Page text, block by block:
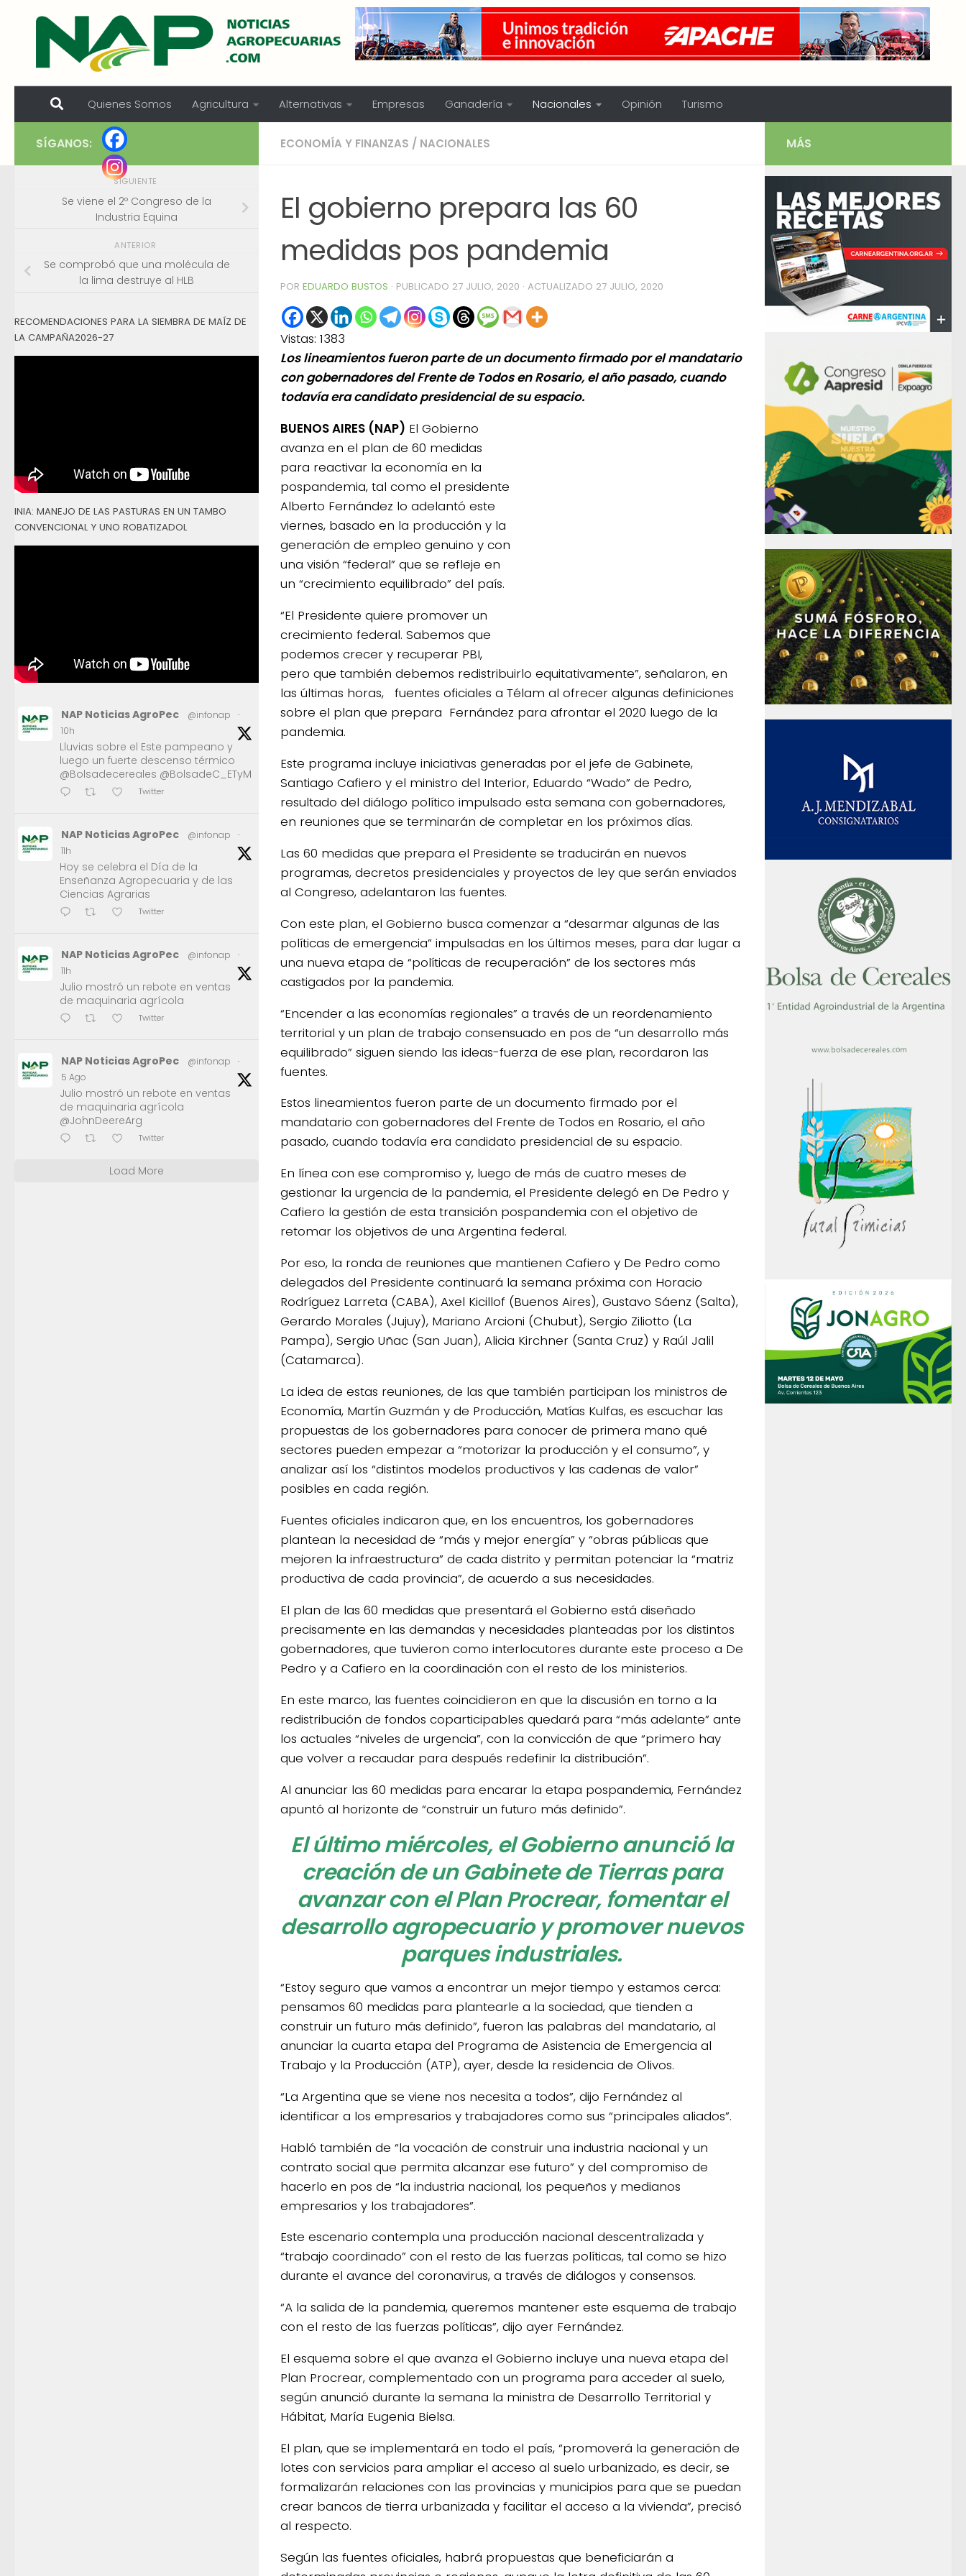
Skip to content
Quienes Somos Agricultura Alternativas Empresas Ganadería Nacionales Opinión Turismo
ECONOMÍA Y FINANZAS / NACIONALES
El gobierno prepara las 60
medidas pos pandemia
POR EDUARDO BUSTOS · PUBLICADO 27 JULIO, 2020 · ACTUALIZADO 27 JULIO, 2020
Vistas: 1383
Los lineamientos fueron parte de un documento firmado por el mandatario
con gobernadores del Frente de Todos en Rosario, el año pasado, cuando
todavía era candidato presidencial de su espacio.
BUENOS AIRES (NAP) El Gobierno
avanza en el plan de 60 medidas
para reactivar la economía en la
pospandemia, tal como el presidente
Alberto Fernández lo adelantó este
viernes, basado en la producción y la
generación de empleo genuino y con
una visión “federal” que se refleje en
un “crecimiento equilibrado” del país.
“El Presidente quiere promover un
crecimiento federal. Sabemos que
podemos crecer y recuperar PBI,
pero que también debemos redistribuirlo equitativamente”, señalaron, en
las últimas horas, fuentes oficiales a Télam al ofrecer algunas definiciones
sobre el plan que prepara Fernández para afrontar el 2020 luego de la
pandemia.
Este programa incluye iniciativas generadas por el jefe de Gabinete,
Santiago Cafiero y el ministro del Interior, Eduardo “Wado” de Pedro,
resultado del diálogo político impulsado esta semana con gobernadores,
en reuniones que se terminarán de completar en los próximos días.
Las 60 medidas que prepara el Presidente se traducirán en nuevos
programas, decretos presidenciales y proyectos de ley que serán enviados
al Congreso, adelantaron las fuentes.
Con este plan, el Gobierno busca comenzar a “desarmar algunas de las
políticas de emergencia” impulsadas en los últimos meses, para dar lugar a
una nueva etapa de “políticas de recuperación” de los sectores más
castigados por la pandemia.
“Encender a las economías regionales” a través de un reordenamiento
territorial y un plan de trabajo consensuado en pos de “un desarrollo más
equilibrado” siguen siendo las ideas-fuerza de ese plan, recordaron las
fuentes.
Estos lineamientos fueron parte de un documento firmado por el
mandatario con gobernadores del Frente de Todos en Rosario, el año
pasado, cuando todavía era candidato presidencial de su espacio.
En línea con ese compromiso y, luego de más de cuatro meses de
gestionar la urgencia de la pandemia, el Presidente delegó en De Pedro y
Cafiero la gestión de esta transición pospandemia con el objetivo de
retomar los objetivos de una Argentina federal.
Por eso, la ronda de reuniones que mantienen Cafiero y De Pedro como
delegados del Presidente continuará la semana próxima con Horacio
Rodríguez Larreta (CABA), Axel Kicillof (Buenos Aires), Gustavo Sáenz (Salta),
Gerardo Morales (Jujuy), Mariano Arcioni (Chubut), Sergio Ziliotto (La
Pampa), Sergio Uñac (San Juan), Alicia Kirchner (Santa Cruz) y Raúl Jalil
(Catamarca).
La idea de estas reuniones, de las que también participan los ministros de
Economía, Martín Guzmán y de Producción, Matías Kulfas, es escuchar las
propuestas de los gobernadores para conocer de primera mano qué
sectores pueden empezar a “motorizar la producción y el consumo”, y
analizar así los “distintos modelos productivos y las cadenas de valor”
posibles en cada región.
Fuentes oficiales indicaron que, en los encuentros, los gobernadores
plantean la necesidad de “más y mejor energía” y “obras públicas que
mejoren la infraestructura” de cada distrito y permitan potenciar la “matriz
productiva de cada provincia”, de acuerdo a sus necesidades.
El plan de las 60 medidas que presentará el Gobierno está diseñado
precisamente en las demandas y necesidades planteadas por los distintos
gobernadores, que tuvieron como interlocutores durante este proceso a De
Pedro y a Cafiero en la coordinación con el resto de los ministerios.
En este marco, las fuentes coincidieron en que la discusión en torno a la
redistribución de fondos coparticipables quedará para “más adelante” ante
los actuales “niveles de urgencia”, con la convicción de que “primero hay
que volver a recaudar para después redefinir la distribución”.
Al anunciar las 60 medidas para encarar la etapa pospandemia, Fernández
apuntó al horizonte de “construir un futuro más definido”.
El último miércoles, el Gobierno anunció la
creación de un Gabinete de Tierras para
avanzar con el Plan Procrear, fomentar el
desarrollo agropecuario y promover nuevos
parques industriales.
“Estoy seguro que vamos a encontrar un mejor tiempo y estamos cerca:
pensamos 60 medidas para plantearle a la sociedad, que tienden a
construir un futuro más definido”, fueron las palabras del mandatario, al
anunciar la cuarta etapa del Programa de Asistencia de Emergencia al
Trabajo y la Producción (ATP), ayer, desde la residencia de Olivos.
“La Argentina que se viene nos necesita a todos”, dijo Fernández al
identificar a los empresarios y trabajadores como sus “principales aliados”.
Habló también de “la vocación de construir una industria nacional y un
contrato social que permita alcanzar ese futuro” y del compromiso de
hacerlo en pos de “la industria nacional, los pequeños y medianos
empresarios y los trabajadores”.
Este escenario contempla una producción nacional descentralizada y
“trabajo coordinado” con el resto de las fuerzas políticas, tal como se hizo
durante el avance del coronavirus, a través de diálogos y consensos.
“A la salida de la pandemia, queremos mantener este esquema de trabajo
con el resto de las fuerzas políticas”, dijo ayer Fernández.
El esquema sobre el que avanza el Gobierno incluye una nueva etapa del
Plan Procrear, complementado con un programa para acceder al suelo,
según anunció durante la semana la ministra de Desarrollo Territorial y
Hábitat, María Eugenia Bielsa.
El plan, que se implementará en todo el país, “promoverá la generación de
lotes con servicios para ampliar el acceso al suelo urbanizado, es decir, se
formalizarán relaciones con las provincias y municipios para que se puedan
crear bancos de tierra urbanizada y facilitar el acceso a la vivienda”, precisó
al respecto.
Según las fuentes oficiales, habrá propuestas que beneficiarán a
SÍGANOS:
SIGUIENTE
Se viene el 2º Congreso de la
Industria Equina
ANTERIOR
Se comprobó que una molécula de
la lima destruye al HLB
RECOMENDACIONES PARA LA SIEMBRA DE MAÍZ DE
LA CAMPAÑA2026-27
INIA: MANEJO DE LAS PASTURAS EN UN TAMBO
CONVENCIONAL Y UNO ROBATIZADOL
NAP Noticias AgroPec @infonap
·
10h
Lluvias sobre el Este pampeano y
luego un fuerte descenso térmico
@Bolsadecereales @BolsadeC_ETyM
Twitter
NAP Noticias AgroPec @infonap
·
11h
Hoy se celebra el Día de la
Enseñanza Agropecuaria y de las
Ciencias Agrarias
Twitter
NAP Noticias AgroPec @infonap
·
11h
Julio mostró un rebote en ventas
de maquinaria agrícola
Twitter
NAP Noticias AgroPec @infonap
·
5 Ago
Julio mostró un rebote en ventas
de maquinaria agrícola
@JohnDeereArg
Twitter
Load More
MÁS